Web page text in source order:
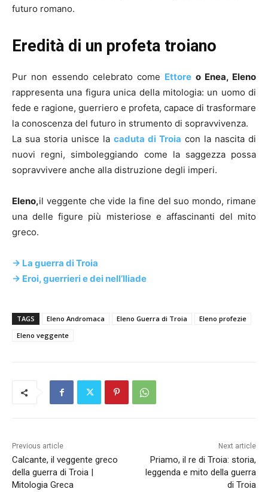
futuro romano.
Eredità di un profeta troiano
Pur non essendo celebrato come Ettore o Enea, Eleno
rappresenta una figura unica della mitologia: un uomo di
fede e ragione, guerriero e profeta, capace di trasformare
la conoscenza del futuro in strumento di sopravvivenza.
La sua storia unisce la caduta di Troia con la nascita di
nuovi regni, simboleggiando come la saggezza possa
sopravvivere anche alla distruzione degli imperi.
Eleno,il veggente che vide la fine del suo mondo, rimane
una delle figure più misteriose e affascinanti del mito
greco.
-> La guerra di Troia
-> Eroi, guerrieri e dei nell’Iliade
TAGS Eleno Andromaca Eleno Guerra di Troia
Eleno profezie
Eleno veggente
Previous article
Calcante, il veggente greco
della guerra di Troia |
Mitologia Greca
Next article
Priamo, il re di Troia: storia,
leggenda e mito della guerra
di Troia